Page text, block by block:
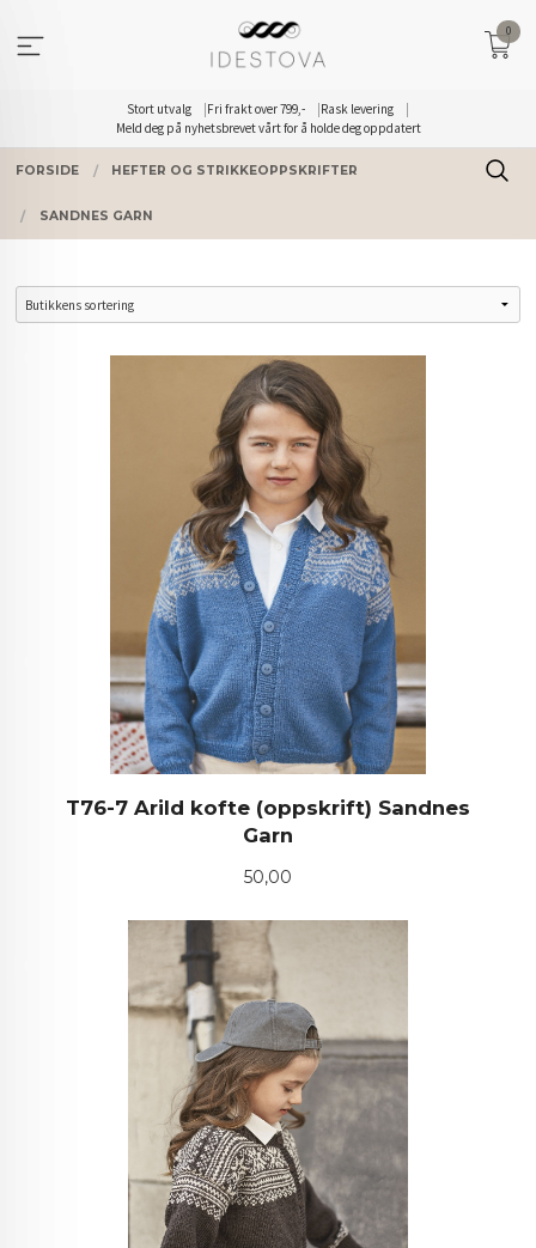
innholdet
Stort utvalg Fri frakt over 799,-
Rask levering
Meld deg på nyhetsbrevet vårt for å holde deg oppdatert
0
FORSIDE HEFTER OG STRIKKEOPPSKRIFTER
SANDNES GARN
T76-7 Arild kofte (oppskrift) Sandnes
Garn
Pris
50,00